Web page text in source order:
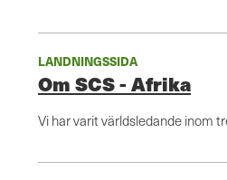
LANDNINGSSIDA
Om SCS - Afrika
Vi har varit världsledande inom